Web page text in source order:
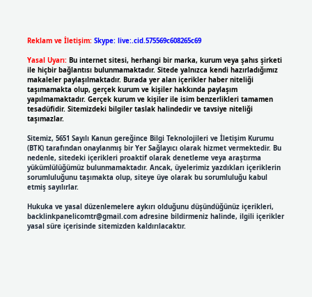
Reklam ve İletişim: Skype: live:.cid.575569c608265c69
Yasal Uyarı: Bu internet sitesi, herhangi bir marka, kurum veya şahıs şirketi
ile hiçbir bağlantısı bulunmamaktadır. Sitede yalnızca kendi hazırladığımız
makaleler paylaşılmaktadır. Burada yer alan içerikler haber niteliği
taşımamakta olup, gerçek kurum ve kişiler hakkında paylaşım
yapılmamaktadır. Gerçek kurum ve kişiler ile isim benzerlikleri tamamen
tesadüfidir. Sitemizdeki bilgiler taslak halindedir ve tavsiye niteliği
taşımazlar.
Sitemiz, 5651 Sayılı Kanun gereğince Bilgi Teknolojileri ve İletişim Kurumu
(BTK) tarafından onaylanmış bir Yer Sağlayıcı olarak hizmet vermektedir. Bu
nedenle, sitedeki içerikleri proaktif olarak denetleme veya araştırma
yükümlülüğümüz bulunmamaktadır. Ancak, üyelerimiz yazdıkları içeriklerin
sorumluluğunu taşımakta olup, siteye üye olarak bu sorumluluğu kabul
etmiş sayılırlar.
Hukuka ve yasal düzenlemelere aykırı olduğunu düşündüğünüz içerikleri,
backlinkpanelicomtr@gmail.comadresine bildirmeniz halinde, ilgili içerikler
yasal süre içerisinde sitemizden kaldırılacaktır.